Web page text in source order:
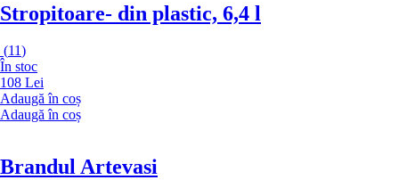
Stropitoare- din plastic, 6,4 l
(11)
În stoc
108 Lei
Adaugă în coș
Adaugă în coș
Brandul Artevasi